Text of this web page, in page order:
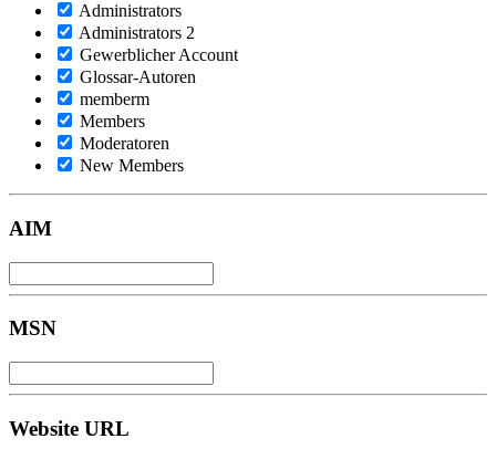
Administrators
Administrators 2
Gewerblicher Account
Glossar-Autoren
memberm
Members
Moderatoren
New Members
AIM
MSN
Website URL